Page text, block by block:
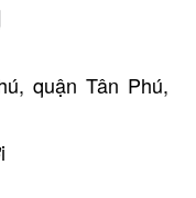
quận Tân Phú,